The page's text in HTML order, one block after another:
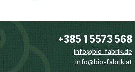
+385 1 5573 568
info@bio-fabrik.de
info@bio-fabrik.at